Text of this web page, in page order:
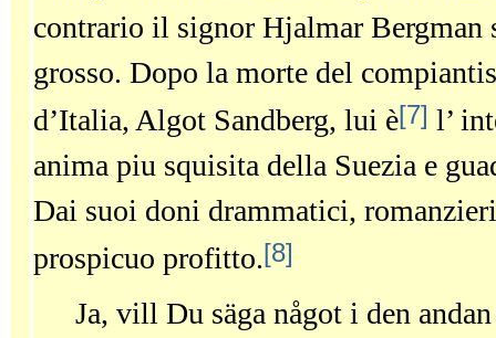
contrario il signor Hjalmar Bergman
grosso. Dopo la morte del
d’Italia, Algot Sandberg, lui è[7] l’
anima piu squisita della Suezia e
Dai suoi doni drammatici,
prospicuo profitto.[8]
Ja, vill Du säga något i den